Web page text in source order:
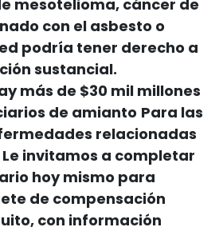
mesotelioma, cáncer de
con el asbesto o
podría tener derecho a
sustancial.
más de $30 mil millones
de amianto Para las
relacionadas
Le invitamos a completar
hoy mismo para
de compensación
con información